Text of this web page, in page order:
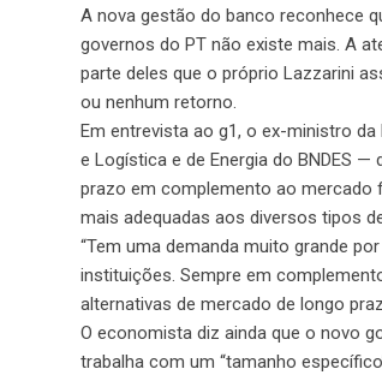
A nova gestão do banco reconhece
governos do PT não existe mais. A
parte deles que o próprio Lazzarini
ou nenhum retorno.
Em entrevista ao g1, o ex-ministro
e Logística e de Energia do BNDES
prazo em complemento ao mercado
mais adequadas aos diversos tipos
“Tem uma demanda muito grande
instituições. Sempre em
alternativas de mercado de longo
O economista diz ainda que o novo
trabalha com um “tamanho